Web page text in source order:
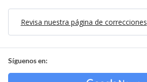
Revisa nuestra página de correcciones
Síguenos en: